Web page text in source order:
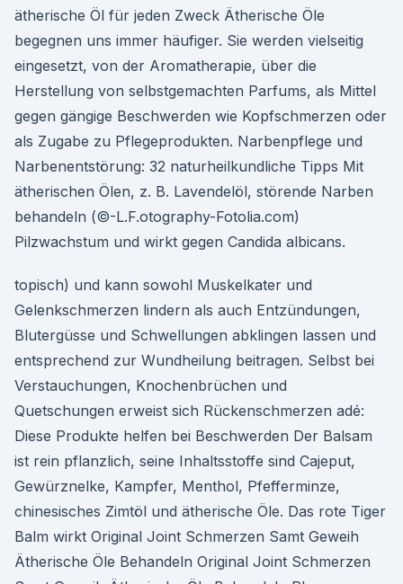
ätherische Öl für jeden Zweck Ätherische Öle
begegnen uns immer häufiger. Sie werden vielseitig
eingesetzt, von der Aromatherapie, über die
Herstellung von selbstgemachten Parfums, als Mittel
gegen gängige Beschwerden wie Kopfschmerzen oder
als Zugabe zu Pflegeprodukten. Narbenpflege und
Narbenentstörung: 32 naturheilkundliche Tipps Mit
ätherischen Ölen, z. B. Lavendelöl, störende Narben
behandeln (©-L.F.otography-Fotolia.com)
Pilzwachstum und wirkt gegen Candida albicans.
topisch) und kann sowohl Muskelkater und
Gelenkschmerzen lindern als auch Entzündungen,
Blutergüsse und Schwellungen abklingen lassen und
entsprechend zur Wundheilung beitragen. Selbst bei
Verstauchungen, Knochenbrüchen und
Quetschungen erweist sich Rückenschmerzen adé:
Diese Produkte helfen bei Beschwerden Der Balsam
ist rein pflanzlich, seine Inhaltsstoffe sind Cajeput,
Gewürznelke, Kampfer, Menthol, Pfefferminze,
chinesisches Zimtöl und ätherische Öle. Das rote Tiger
Balm wirkt Original Joint Schmerzen Samt Geweih
Ätherische Öle Behandeln Original Joint Schmerzen